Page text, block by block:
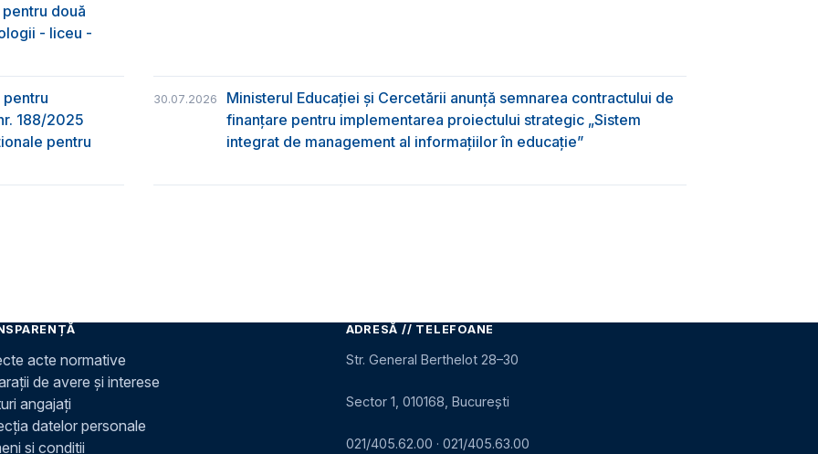
două
- liceu -
188/2025
pentru
30.07.2026
Ministerul Educației și Cercetării anunță semnarea contractului de
finanțare pentru implementarea proiectului strategic „Sistem
integrat de management al informațiilor în educație”
acte normative
de avere și interese
angajați
datelor personale
și condiții
ADRESĂ // TELEFOANE
Str. General Berthelot 28–30
Sector 1, 010168, București
021/405.62.00 · 021/405.63.00